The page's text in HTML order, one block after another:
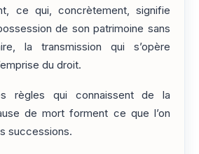
ce qui, concrètement, signifie
de son patrimoine sans
la transmission qui s’opère
du droit.
règles qui connaissent de la
de mort forment ce que l’on
successions.